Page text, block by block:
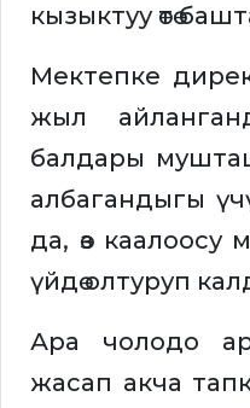
кызыктуу өтө
Мектепке
жыл
балдары
албагандыгы
да, өз
үйдө олтуруп
Ара чолодо
жасап акча